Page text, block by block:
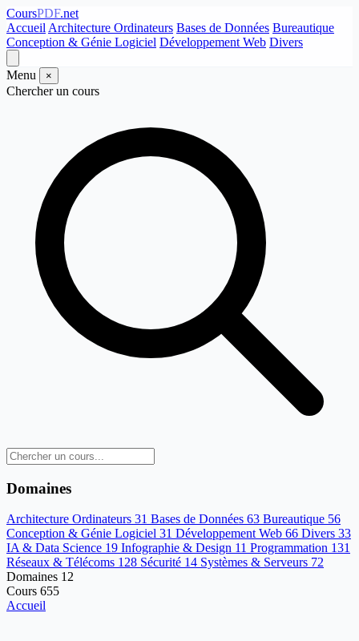
CoursPDF.net
Accueil Architecture Ordinateurs Bases de Données Bureautique
Conception & Génie Logiciel Développement Web Divers
Menu ×
Chercher un cours
Domaines
Architecture Ordinateurs 31 Bases de Données 63 Bureautique 56
Conception & Génie Logiciel 31 Développement Web 66 Divers 33
IA & Data Science 19 Infographie & Design 11 Programmation 131
Réseaux & Télécoms 128 Sécurité 14 Systèmes & Serveurs 72
Domaines 12
Cours 655
Accueil